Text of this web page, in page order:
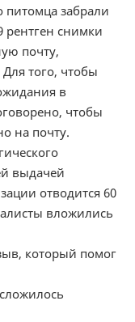
забрали
рентген снимки
почту,
того, чтобы
в
чтобы
на почту.
выдачей
отводится 60
вложились
который помог